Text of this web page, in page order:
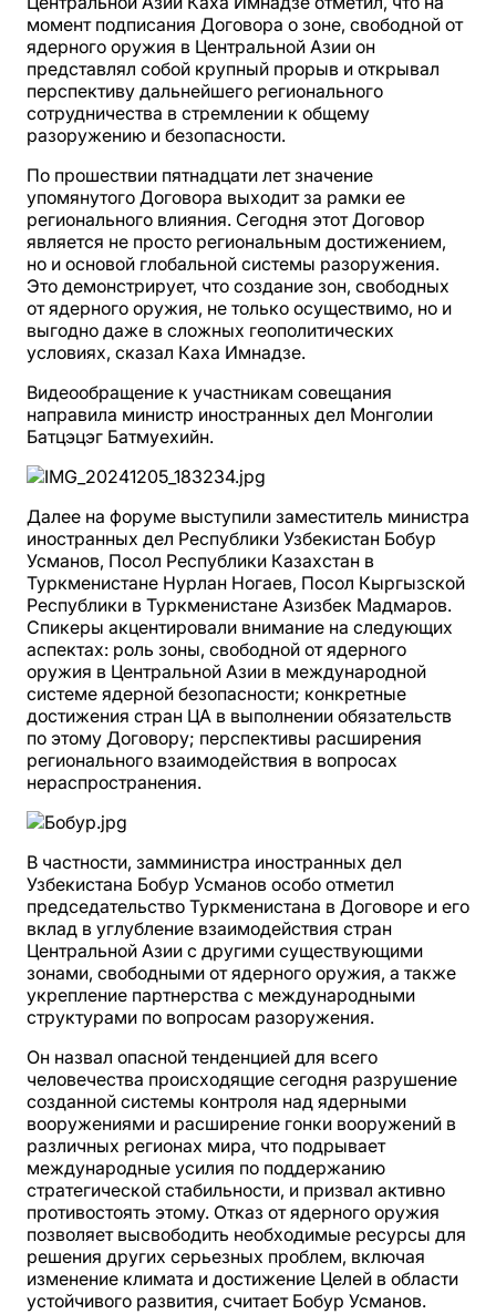
момент подписания Договора о зоне, свободной от
ядерного оружия в Центральной Азии он
представлял собой крупный прорыв и открывал
перспективу дальнейшего регионального
сотрудничества в стремлении к общему
разоружению и безопасности.
По прошествии пятнадцати лет значение
упомянутого Договора выходит за рамки ее
регионального влияния. Сегодня этот Договор
является не просто региональным достижением,
но и основой глобальной системы разоружения.
Это демонстрирует, что создание зон, свободных
от ядерного оружия, не только осуществимо, но и
выгодно даже в сложных геополитических
условиях, сказал Каха Имнадзе.
Видеообращение к участникам совещания
направила министр иностранных дел Монголии
Батцэцэг Батмуехийн.
Далее на форуме выступили заместитель министра
иностранных дел Республики Узбекистан Бобур
Усманов, Посол Республики Казахстан в
Туркменистане Нурлан Ногаев, Посол Кыргызской
Республики в Туркменистане Азизбек Мадмаров.
Спикеры акцентировали внимание на следующих
аспектах: роль зоны, свободной от ядерного
оружия в Центральной Азии в международной
системе ядерной безопасности; конкретные
достижения стран ЦА в выполнении обязательств
по этому Договору; перспективы расширения
регионального взаимодействия в вопросах
нераспространения.
В частности, замминистра иностранных дел
Узбекистана Бобур Усманов особо отметил
председательство Туркменистана в Договоре и его
вклад в углубление взаимодействия стран
Центральной Азии с другими существующими
зонами, свободными от ядерного оружия, а также
укрепление партнерства с международными
структурами по вопросам разоружения.
Он назвал опасной тенденцией для всего
человечества происходящие сегодня разрушение
созданной системы контроля над ядерными
вооружениями и расширение гонки вооружений в
различных регионах мира, что подрывает
международные усилия по поддержанию
стратегической стабильности, и призвал активно
противостоять этому. Отказ от ядерного оружия
позволяет высвободить необходимые ресурсы для
решения других серьезных проблем, включая
изменение климата и достижение Целей в области
устойчивого развития, считает Бобур Усманов.